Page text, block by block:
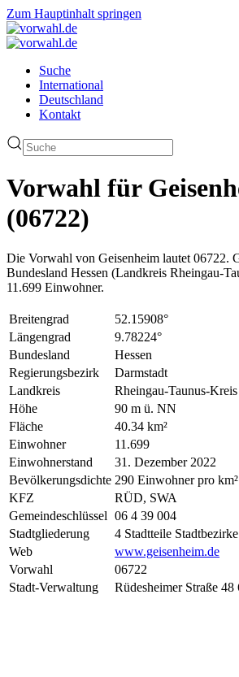
Zum Hauptinhalt springen
Suche
International
Deutschland
Kontakt
Vorwahl für
(06722)
Die Vorwahl von Geisenheim lautet 06722.
Bundesland Hessen (Landkreis Rheingau-
11.699 Einwohner.
Breitengrad
52.15908°
Längengrad
9.78224°
Bundesland
Hessen
Regierungsbezirk
Darmstadt
Landkreis
Rheingau-Taunus-Kreis
Höhe
90 m ü. NN
Fläche
40.34 km²
Einwohner
11.699
Einwohnerstand
31. Dezember 2022
Bevölkerungsdichte 290 Einwohner pro km²
KFZ
RÜD, SWA
Gemeindeschlüssel 06 4 39 004
Stadtgliederung
4 Stadtteile Stadtbezirke
Web
www.geisenheim.de
Vorwahl
06722
Stadt-Verwaltung
Rüdesheimer Straße